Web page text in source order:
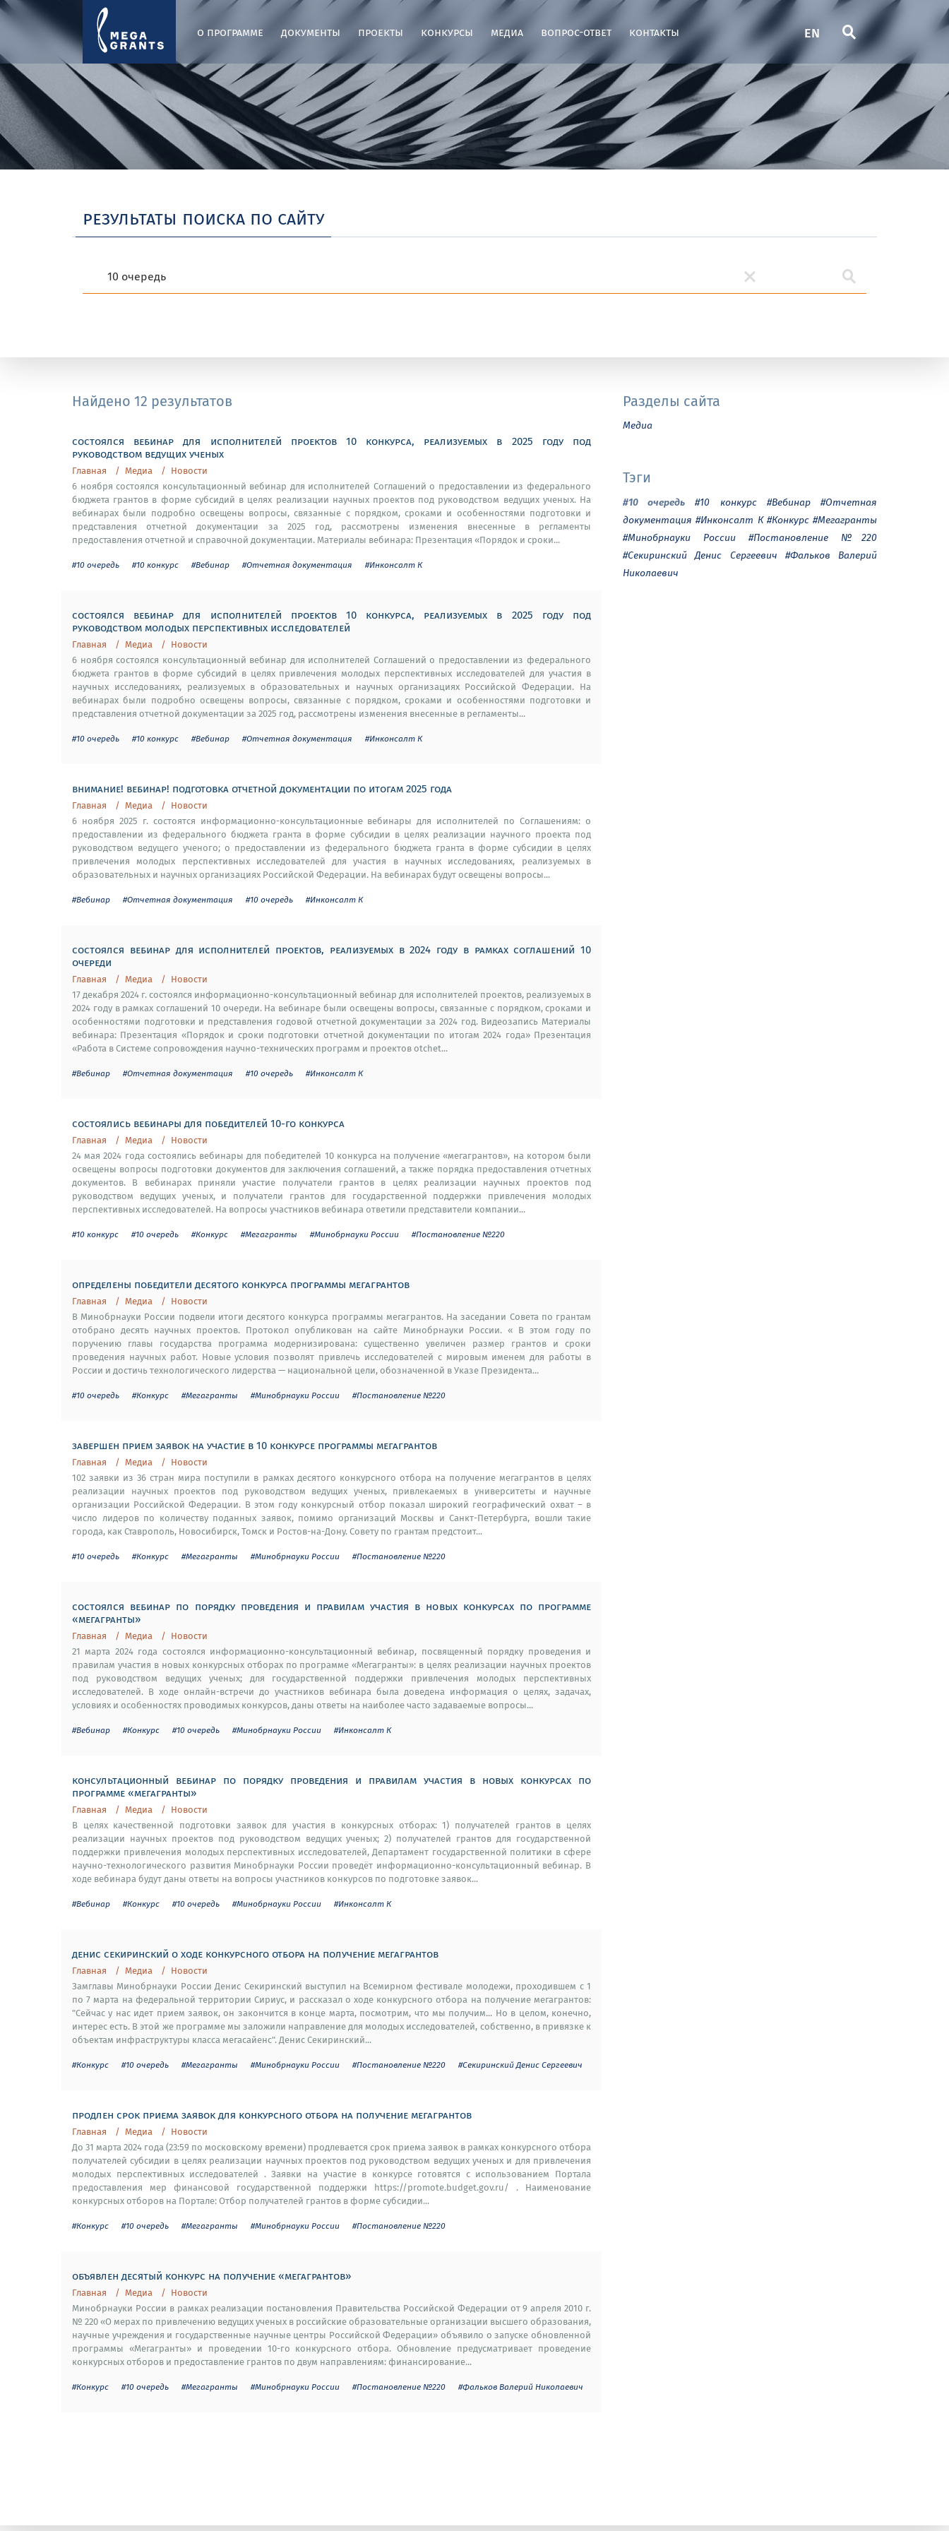
о программе документы проекты конкурсы медиа вопрос-ответ контакты EN
результаты поиска по сайту
Найдено 12 результатов
состоялся вебинар для исполнителей проектов 10 конкурса, реализуемых в 2025 году под
руководством ведущих ученых
Главная Медиа
Новости
6 ноября состоялся консультационный вебинар для исполнителей Соглашений о предоставлении из федерального
бюджета грантов в форме субсидий в целях реализации научных проектов под руководством ведущих ученых. На
вебинарах были подробно освещены вопросы, связанные с порядком, сроками и особенностями подготовки и
представления отчетной документации за 2025 год, рассмотрены изменения внесенные в регламенты
предоставления отчетной и справочной документации. Материалы вебинара: Презентация «Порядок и сроки...
#10 очередь #10 конкурс #Вебинар #Отчетная документация #Инконсалт К
состоялся вебинар для исполнителей проектов 10 конкурса, реализуемых в 2025 году под
руководством молодых перспективных исследователей
Главная Медиа
Новости
6 ноября состоялся консультационный вебинар для исполнителей Соглашений о предоставлении из федерального
бюджета грантов в форме субсидий в целях привлечения молодых перспективных исследователей для участия в
научных исследованиях, реализуемых в образовательных и научных организациях Российской Федерации. На
вебинарах были подробно освещены вопросы, связанные с порядком, сроками и особенностями подготовки и
представления отчетной документации за 2025 год, рассмотрены изменения внесенные в регламенты...
#10 очередь #10 конкурс #Вебинар #Отчетная документация #Инконсалт К
внимание! вебинар! подготовка отчетной документации по итогам 2025 года
Главная Медиа
Новости
6 ноября 2025 г. состоятся информационно-консультационные вебинары для исполнителей по Соглашениям: о
предоставлении из федерального бюджета гранта в форме субсидии в целях реализации научного проекта под
руководством ведущего ученого; о предоставлении из федерального бюджета гранта в форме субсидии в целях
привлечения молодых перспективных исследователей для участия в научных исследованиях, реализуемых в
образовательных и научных организациях Российской Федерации. На вебинарах будут освещены вопросы...
#Вебинар #Отчетная документация #10 очередь #Инконсалт К
состоялся вебинар для исполнителей проектов, реализуемых в 2024 году в рамках соглашений 10
очереди
Главная Медиа
Новости
17 декабря 2024 г. состоялся информационно-консультационный вебинар для исполнителей проектов, реализуемых в
2024 году в рамках соглашений 10 очереди. На вебинаре были освещены вопросы, связанные с порядком, сроками и
особенностями подготовки и представления годовой отчетной документации за 2024 год. Видеозапись Материалы
вебинара: Презентация «Порядок и сроки подготовки отчетной документации по итогам 2024 года» Презентация
«Работа в Системе сопровождения научно-технических программ и проектов otchet...
#Вебинар #Отчетная документация #10 очередь #Инконсалт К
состоялись вебинары для победителей 10-го конкурса
Главная Медиа
Новости
24 мая 2024 года состоялись вебинары для победителей 10 конкурса на получение «мегагрантов», на котором были
освещены вопросы подготовки документов для заключения соглашений, а также порядка предоставления отчетных
документов. В вебинарах приняли участие получатели грантов в целях реализации научных проектов под
руководством ведущих ученых, и получатели грантов для государственной поддержки привлечения молодых
перспективных исследователей. На вопросы участников вебинара ответили представители компании...
#10 конкурс #10 очередь #Конкурс #Мегагранты #Минобрнауки России #Постановление №220
определены победители десятого конкурса программы мегагрантов
Главная Медиа
Новости
В Минобрнауки России подвели итоги десятого конкурса программы мегагрантов. На заседании Совета по грантам
отобрано десять научных проектов. Протокол опубликован на сайте Минобрнауки России. « В этом году по
поручению главы государства программа модернизирована: существенно увеличен размер грантов и сроки
проведения научных работ. Новые условия позволят привлечь исследователей с мировым именем для работы в
России и достичь технологического лидерства — национальной цели, обозначенной в Указе Президента...
#10 очередь #Конкурс #Мегагранты #Минобрнауки России #Постановление №220
завершен прием заявок на участие в 10 конкурсе программы мегагрантов
Главная Медиа
Новости
102 заявки из 36 стран мира поступили в рамках десятого конкурсного отбора на получение мегагрантов в целях
реализации научных проектов под руководством ведущих ученых, привлекаемых в университеты и научные
организации Российской Федерации. В этом году конкурсный отбор показал широкий географический охват – в
число лидеров по количеству поданных заявок, помимо организаций Москвы и Санкт-Петербурга, вошли такие
города, как Ставрополь, Новосибирск, Томск и Ростов-на-Дону. Совету по грантам предстоит...
#10 очередь #Конкурс #Мегагранты #Минобрнауки России #Постановление №220
состоялся вебинар по порядку проведения и правилам участия в новых конкурсах по программе
«мегагранты»
Главная Медиа
Новости
21 марта 2024 года состоялся информационно-консультационный вебинар, посвященный порядку проведения и
правилам участия в новых конкурсных отборах по программе «Мегагранты»: в целях реализации научных проектов
под руководством ведущих ученых; для государственной поддержки привлечения молодых перспективных
исследователей. В ходе онлайн-встречи до участников вебинара была доведена информация о целях, задачах,
условиях и особенностях проводимых конкурсов, даны ответы на наиболее часто задаваемые вопросы...
#Вебинар #Конкурс #10 очередь #Минобрнауки России #Инконсалт К
консультационный вебинар по порядку проведения и правилам участия в новых конкурсах по
программе «мегагранты»
Главная Медиа
Новости
В целях качественной подготовки заявок для участия в конкурсных отборах: 1) получателей грантов в целях
реализации научных проектов под руководством ведущих ученых; 2) получателей грантов для государственной
поддержки привлечения молодых перспективных исследователей, Департамент государственной политики в сфере
научно-технологического развития Минобрнауки России проведёт информационно-консультационный вебинар. В
ходе вебинара будут даны ответы на вопросы участников конкурсов по подготовке заявок...
#Вебинар #Конкурс #10 очередь #Минобрнауки России #Инконсалт К
денис секиринский о ходе конкурсного отбора на получение мегагрантов
Главная Медиа
Новости
Замглавы Минобрнауки России Денис Секиринский выступил на Всемирном фестивале молодежи, проходившем с 1
по 7 марта на федеральной территории Сириус, и рассказал о ходе конкурсного отбора на получение мегагрантов:
"Сейчас у нас идет прием заявок, он закончится в конце марта, посмотрим, что мы получим... Но в целом, конечно,
интерес есть. В этой же программе мы заложили направление для молодых исследователей, собственно, в привязке к
объектам инфраструктуры класса мегасайенс". Денис Секиринский...
#Конкурс #10 очередь #Мегагранты #Минобрнауки России #Постановление №220 #Секиринский Денис Сергеевич
продлен срок приема заявок для конкурсного отбора на получение мегагрантов
Главная Медиа
Новости
До 31 марта 2024 года (23:59 по московскому времени) продлевается срок приема заявок в рамках конкурсного отбора
получателей субсидии в целях реализации научных проектов под руководством ведущих ученых и для привлечения
молодых перспективных исследователей . Заявки на участие в конкурсе готовятся с использованием Портала
предоставления мер финансовой государственной поддержки https://promote.budget.gov.ru/ . Наименование
конкурсных отборов на Портале: Отбор получателей грантов в форме субсидии...
#Конкурс #10 очередь #Мегагранты #Минобрнауки России #Постановление №220
объявлен десятый конкурс на получение «мегагрантов»
Главная Медиа
Новости
Минобрнауки России в рамках реализации постановления Правительства Российской Федерации от 9 апреля 2010 г.
№ 220 «О мерах по привлечению ведущих ученых в российские образовательные организации высшего образования,
научные учреждения и государственные научные центры Российской Федерации» объявило о запуске обновленной
программы «Мегагранты» и проведении 10-го конкурсного отбора. Обновление предусматривает проведение
конкурсных отборов и предоставление грантов по двум направлениям: финансирование...
#Конкурс #10 очередь #Мегагранты #Минобрнауки России #Постановление №220 #Фальков Валерий Николаевич
Разделы сайта
Медиа
Тэги
#10 очередь #10 конкурс #Вебинар
#Отчетная
документация #Инконсалт К #Конкурс #Мегагранты
#Минобрнауки России
#Постановление №220
#Секиринский Денис Сергеевич #Фальков Валерий
Николаевич